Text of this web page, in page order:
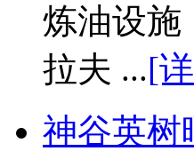
炼油设施
拉夫 ...[
神谷英树